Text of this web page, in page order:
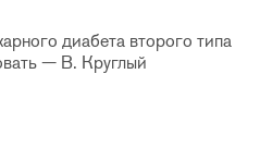
диабета второго типа
— В. Круглый